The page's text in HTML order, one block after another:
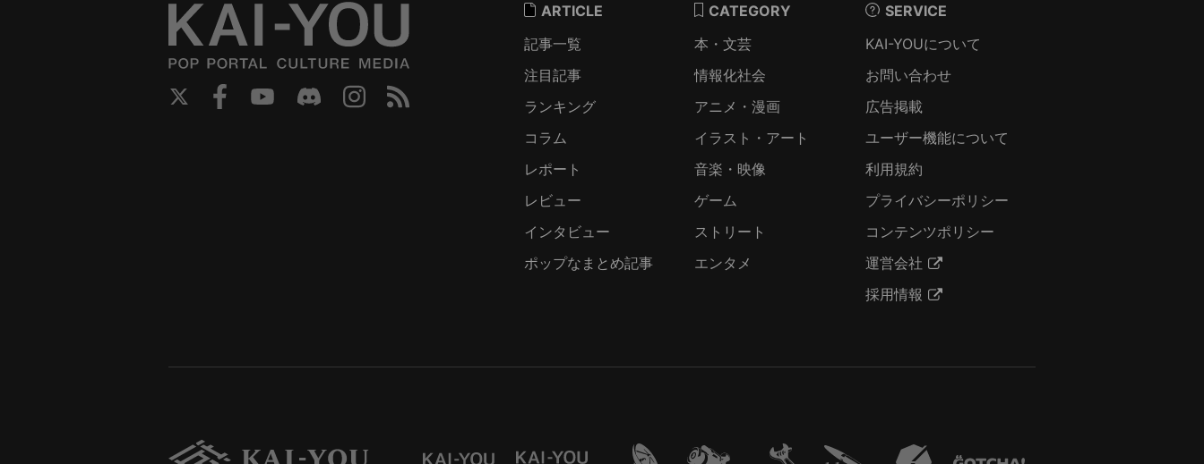
ARTICLE
記事一覧
注目記事
ランキング
コラム
レポート
レビュー
インタビュー
ポップなまとめ記事
CATEGORY
本・文芸
情報化社会
アニメ・漫画
イラスト・アート
音楽・映像
ゲーム
ストリート
エンタメ
SERVICE
KAI-YOUについて
お問い合わせ
広告掲載
ユーザー機能について
利用規約
プライバシーポリシー
コンテンツポリシー
運営会社
採用情報